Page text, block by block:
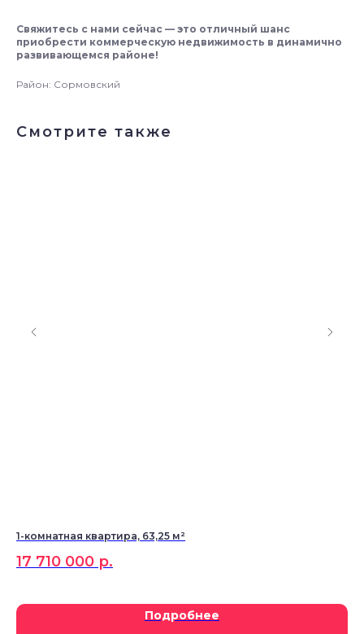
Свяжитесь с нами сейчас — это отличный шанс
приобрести коммерческую недвижимость в динамично
развивающемся районе!
Район: Сормовский
Смотрите также
1-комнатная квартира, 63,25 м²
17 710 000 р.
Подробнее